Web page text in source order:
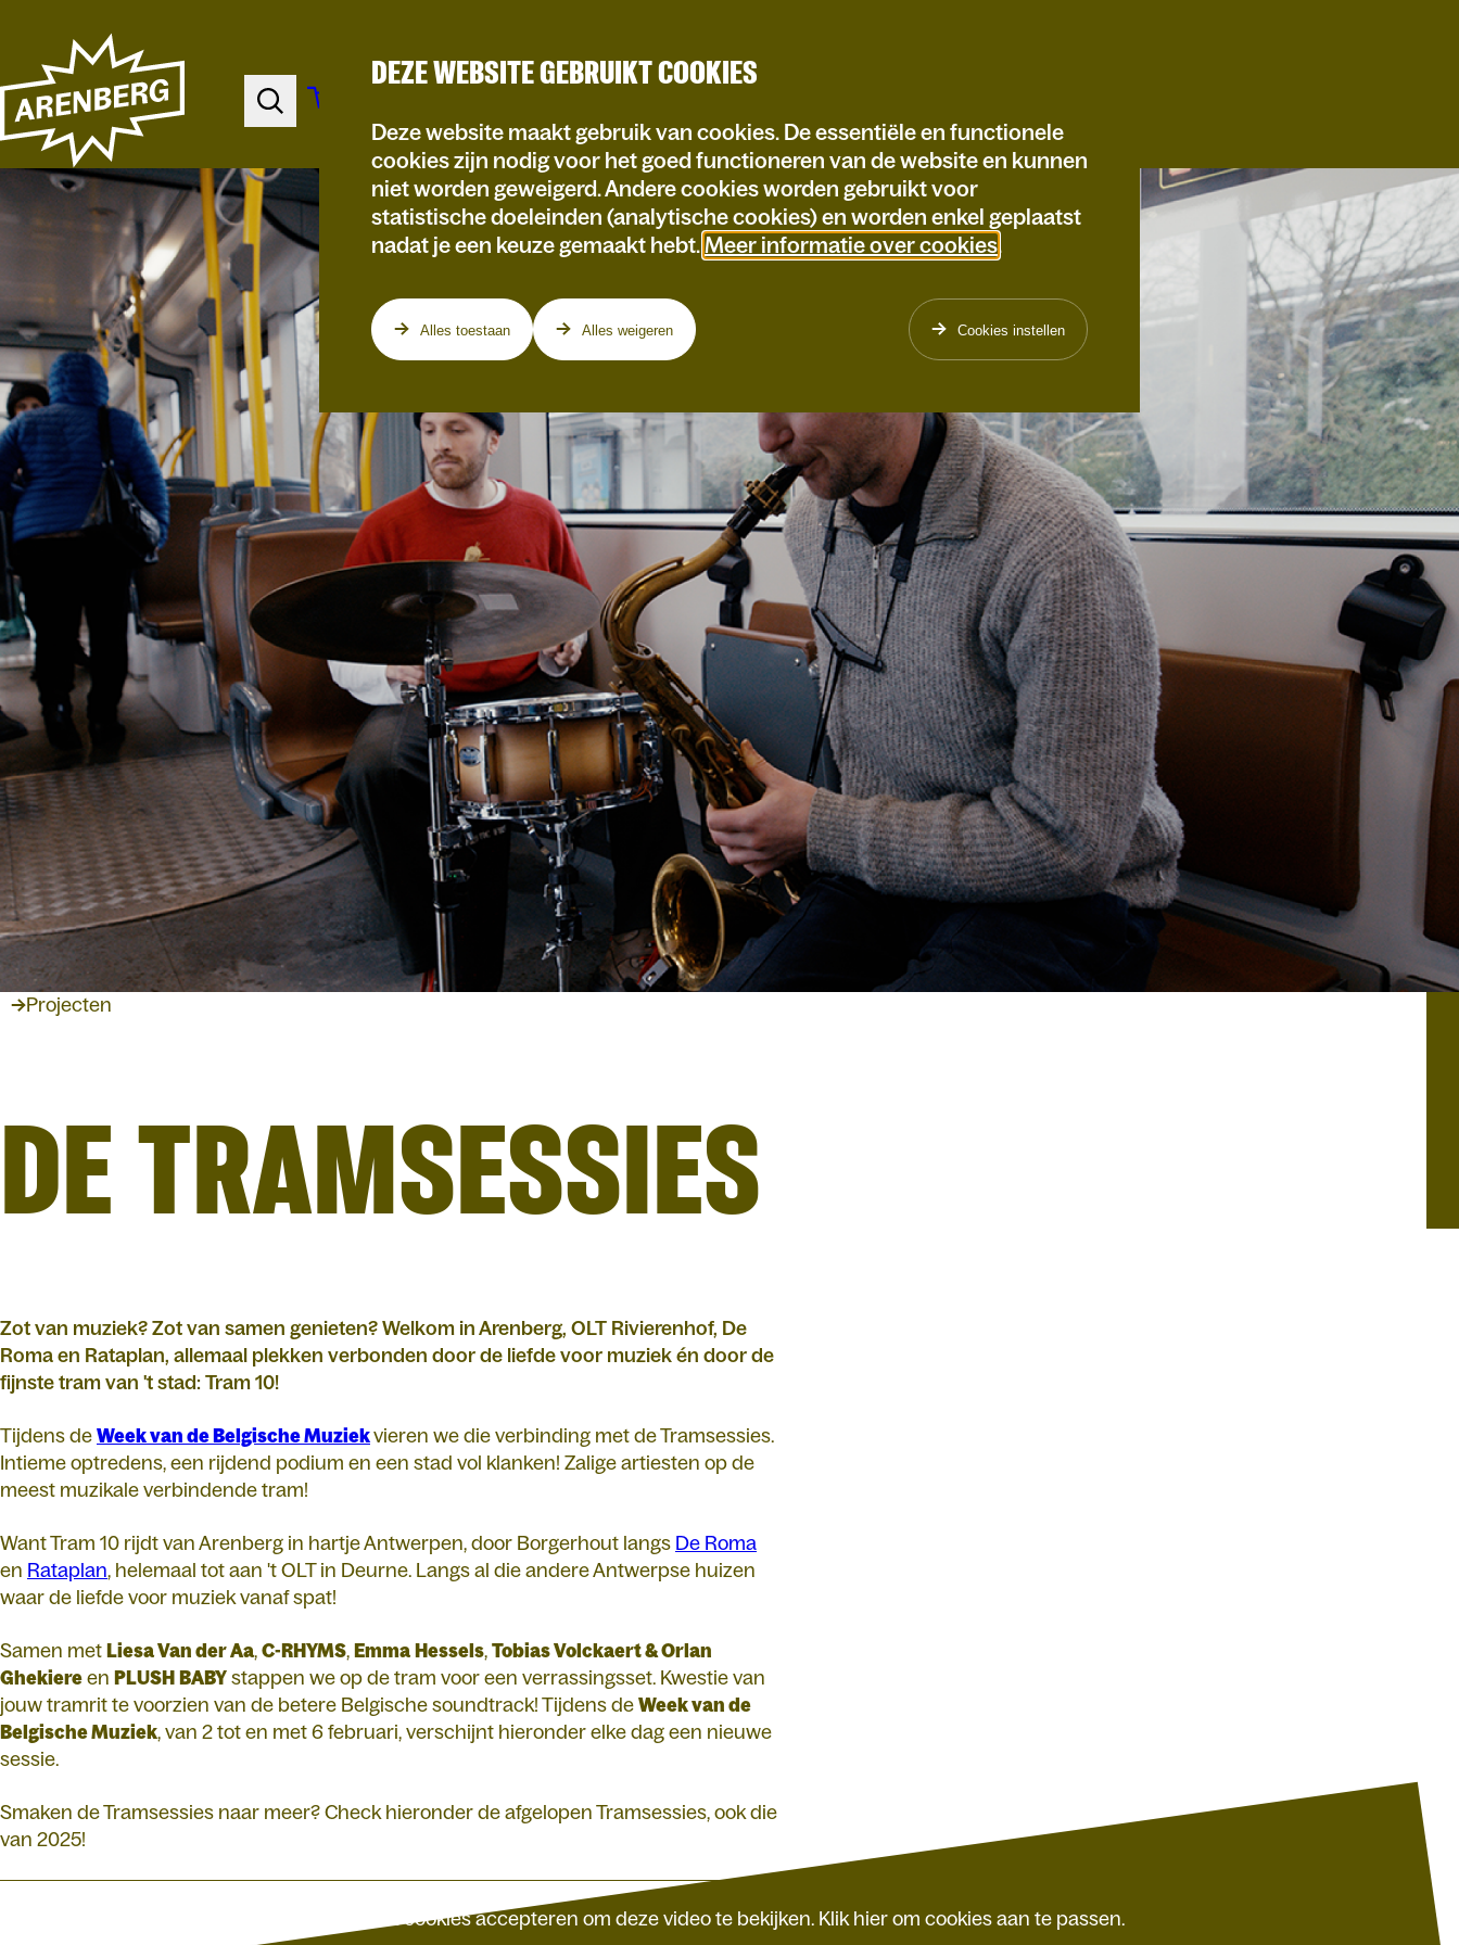
DEZE WEBSITE GEBRUIKT COOKIES
Deze website maakt gebruik van cookies. De essentiële en functionele
cookies zijn nodig voor het goed functioneren van de website en kunnen
niet worden geweigerd. Andere cookies worden gebruikt voor
statistische doeleinden (analytische cookies) en worden enkel geplaatst
nadat je een keuze gemaakt hebt.Meer informatie over cookies.
Alles toestaan Alles weigeren Cookies instellen
Projecten
DE TRAMSESSIES
Zot van muziek? Zot van samen genieten? Welkom in Arenberg, OLT Rivierenhof, De
Roma en Rataplan, allemaal plekken verbonden door de liefde voor muziek én door de
fijnste tram van 't stad: Tram 10!
Tijdens de Week van de Belgische Muziekvieren we die verbinding met de Tramsessies.
Intieme optredens, een rijdend podium en een stad vol klanken! Zalige artiesten op de
meest muzikale verbindende tram!
Want Tram 10 rijdt van Arenberg in hartje Antwerpen, door Borgerhout langs De Roma
en Rataplan, helemaal tot aan 't OLT in Deurne. Langs al die andere Antwerpse huizen
waar de liefde voor muziek vanaf spat!
Samen met Liesa Van der Aa, C-RHYMS, Emma Hessels, Tobias Volckaert & Orlan
Ghekiere en PLUSH BABY stappen we op de tram voor een verrassingsset. Kwestie van
jouw tramrit te voorzien van de betere Belgische soundtrack! Tijdens de Week van de
Belgische Muziek, van 2 tot en met 6 februari, verschijnt hieronder elke dag een nieuwe
sessie.
Smaken de Tramsessies naar meer? Check hieronder de afgelopen Tramsessies, ook die
van 2025!